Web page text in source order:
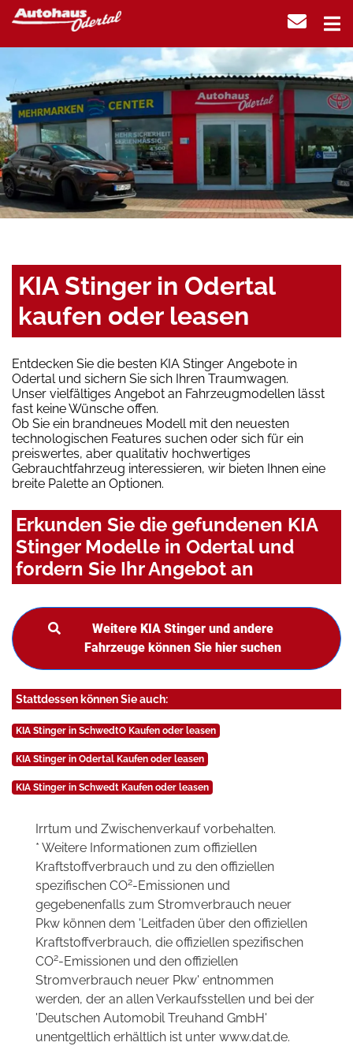
KIA Stinger in Odertal
kaufen oder leasen
Entdecken Sie die besten KIA Stinger Angebote in
Odertal und sichern Sie sich Ihren Traumwagen.
Unser vielfältiges Angebot an Fahrzeugmodellen lässt
fast keine Wünsche offen.
Ob Sie ein brandneues Modell mit den neuesten
technologischen Features suchen oder sich für ein
preiswertes, aber qualitativ hochwertiges
Gebrauchtfahrzeug interessieren, wir bieten Ihnen eine
breite Palette an Optionen.
Erkunden Sie die gefundenen KIA
Stinger Modelle in Odertal und
fordern Sie Ihr Angebot an
Weitere KIA Stinger und andere
Fahrzeuge können Sie hier suchen
Stattdessen können Sie auch:
KIA Stinger in SchwedtO Kaufen oder leasen
KIA Stinger in Odertal Kaufen oder leasen
KIA Stinger in Schwedt Kaufen oder leasen
Irrtum und Zwischenverkauf vorbehalten.
* Weitere Informationen zum offiziellen
Kraftstoffverbrauch und zu den offiziellen
spezifischen CO2-Emissionen und
gegebenenfalls zum Stromverbrauch neuer
Pkw können dem 'Leitfaden über den offiziellen
Kraftstoffverbrauch, die offiziellen spezifischen
CO2-Emissionen und den offiziellen
Stromverbrauch neuer Pkw' entnommen
werden, der an allen Verkaufsstellen und bei der
'Deutschen Automobil Treuhand GmbH'
unentgeltlich erhältlich ist unter www.dat.de.